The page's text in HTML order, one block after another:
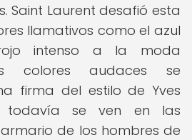
Saint Laurent desafió esta
llamativos como el azul
intenso a la moda
colores audaces se
firma del estilo de Yves
todavía se ven en las
de los hombres de